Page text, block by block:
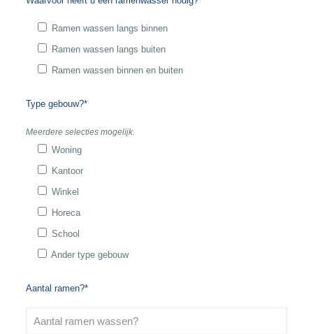
Ramen wassen langs binnen
Ramen wassen langs buiten
Ramen wassen binnen en buiten
Type gebouw?*
Meerdere selecties mogelijk.
Woning
Kantoor
Winkel
Horeca
School
Ander type gebouw
Aantal ramen?*